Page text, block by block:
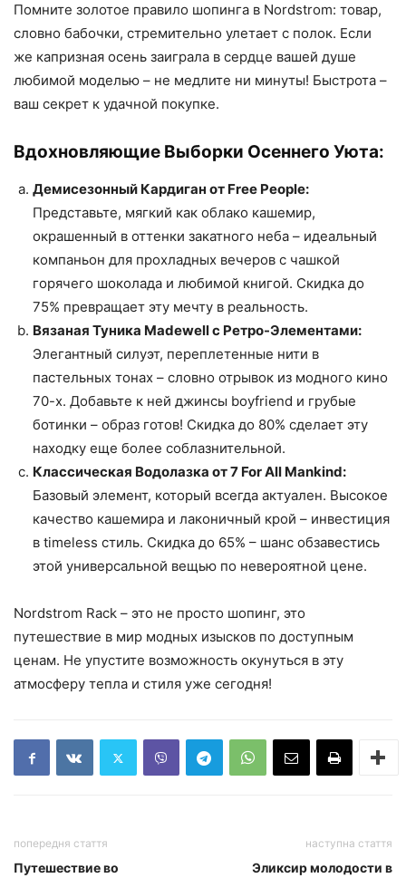
Помните золотое правило шопинга в Nordstrom: товар,
словно бабочки, стремительно улетает с полок. Если
же капризная осень заиграла в сердце вашей душе
любимой моделью – не медлите ни минуты! Быстрота –
ваш секрет к удачной покупке.
Вдохновляющие Выборки Осеннего Уюта:
Демисезонный Кардиган от Free People:
Представьте, мягкий как облако кашемир,
окрашенный в оттенки закатного неба – идеальный
компаньон для прохладных вечеров с чашкой
горячего шоколада и любимой книгой. Скидка до
75% превращает эту мечту в реальность.
Вязаная Туника Madewell с Ретро-Элементами:
Элегантный силуэт, переплетенные нити в
пастельных тонах – словно отрывок из модного кино
70-х. Добавьте к ней джинсы boyfriend и грубые
ботинки – образ готов! Скидка до 80% сделает эту
находку еще более соблазнительной.
Классическая Водолазка от 7 For All Mankind:
Базовый элемент, который всегда актуален. Высокое
качество кашемира и лаконичный крой – инвестиция
в timeless стиль. Скидка до 65% – шанс обзавестись
этой универсальной вещью по невероятной цене.
Nordstrom Rack – это не просто шопинг, это
путешествие в мир модных изысков по доступным
ценам. Не упустите возможность окунуться в эту
атмосферу тепла и стиля уже сегодня!
попередня стаття
Путешествие во
наступна стаття
Эликсир молодости в